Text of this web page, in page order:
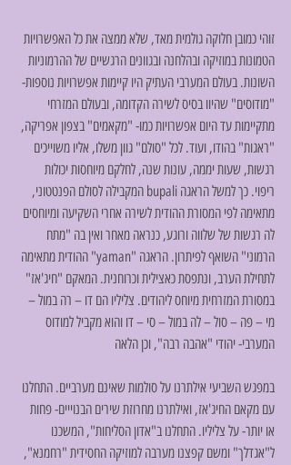
זוהי כמובן חלוקה גולמית מאד, שלא ממצה את כל האפשרויות
הטמונות במוזיקה ובהלחנה ובגוונים הרגשיים של ההרמוניות
השונות. בעולם המערבי העתיק היו קיימות אפשרויות נוספות-
"מודוסים" שהיוו בסיס לשירה הקדומה, ובעולם המזרחי
מתקיימות עד היום אפשרויות כמו- "מקאמים" בצפון אפריקה,
"ראגות" בהודו, ועוד. לכל "סולם" גוון משלו, אליו משוייכים
רגשות, שעות יממה, עונות שנה, לחלקם מיוחסות יכולות
ריפוי. כך למשל הראגה bupali המקבילה לסולם הפנטטוני,
מתאימה לפי המסורת ההודית לשירה אחרי השקיעה ומיוחסים
לה רגשות של שלווה ורוגע, כנראה מאחר ואין בה "מתח
הרמוני" השואף לפיתרון. הראגה "yaman" ההודית מתאימה
לתחילת הערב, ונתפסת כאצילית וכרוחנית. המאקם "חיג'אז"
במסורת המזרחית מיוחס ליהודים. צליליו הם דו – רה במול –
מי – פה – סול – לה במול – סי – דו והוא מקביל למודוס
המערבי- יהודי "אהבה רבה", וכן הלאה
במפגש השביעי אילתרנו על סולמות שאינם מערביים. התחלנו
עם מקאם החיג'אז, ואילתרנו מחרוזת שירים הבנוייים- פחות
או יותר- על צליליו. התחלנו ב"אדון הסליחות", המשכנו
ל"אגדלך" ומשם קפצנו מערבה למוזיקה החסידית "רחמנא",